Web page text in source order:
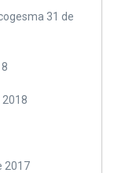
31 de
2017